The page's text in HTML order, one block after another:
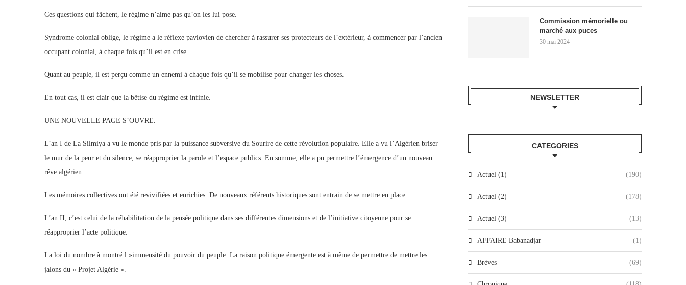
Ces questions qui fâchent, le régime n’aime pas qu’on les lui pose.
Syndrome colonial oblige, le régime a le réflexe pavlovien de chercher à rassurer ses protecteurs de l’extérieur, à commencer par l’ancien
occupant colonial, à chaque fois qu’il est en crise.
Quant au peuple, il est perçu comme un ennemi à chaque fois qu’il se mobilise pour changer les choses.
En tout cas, il est clair que la bêtise du régime est infinie.
UNE NOUVELLE PAGE S’OUVRE.
L’an I de La Silmiya a vu le monde pris par la puissance subversive du Sourire de cette révolution populaire. Elle a vu l’Algérien briser
le mur de la peur et du silence, se réapproprier la parole et l’espace publics. En somme, elle a pu permettre l’émergence d’un nouveau
rêve algérien.
Les mémoires collectives ont été revivifiées et enrichies. De nouveaux référents historiques sont entrain de se mettre en place.
L’an II, c’est celui de la réhabilitation de la pensée politique dans ses différentes dimensions et de l’initiative citoyenne pour se
réapproprier l’acte politique.
La loi du nombre à montré l »immensité du pouvoir du peuple. La raison politique émergente est à même de permettre de mettre les
jalons du « Projet Algérie ».
Commission mémorielle ou
marché aux puces
30 mai 2024
NEWSLETTER
CATEGORIES
Actuel (1) (190)
Actuel (2) (178)
Actuel (3) (13)
AFFAIRE Babanadjar (1)
Brèves (69)